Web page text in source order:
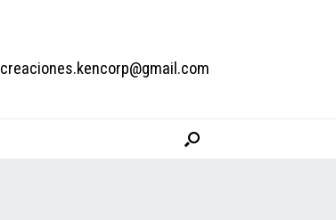
creaciones.kencorp@gmail.com